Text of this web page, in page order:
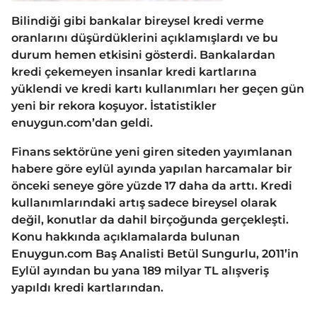
Bilindiği gibi bankalar bireysel kredi verme
oranlarını düşürdüklerini açıklamışlardı ve bu
durum hemen etkisini gösterdi. Bankalardan
kredi çekemeyen insanlar kredi kartlarına
yüklendi ve kredi kartı kullanımları her geçen gün
yeni bir rekora koşuyor. İstatistikler
enuygun.com’dan geldi.
Finans sektörüne yeni giren siteden yayımlanan
habere göre eylül ayında yapılan harcamalar bir
önceki seneye göre yüzde 17 daha da arttı. Kredi
kullanımlarındaki artış sadece bireysel olarak
değil, konutlar da dahil birçoğunda gerçekleşti.
Konu hakkında açıklamalarda bulunan
Enuygun.com Baş Analisti Betül Sungurlu, 2011’in
Eylül ayından bu yana 189 milyar TL alışveriş
yapıldı kredi kartlarından.